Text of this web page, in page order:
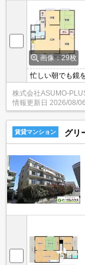
画像：29枚
忙しい朝でも鏡
備えております
も宅配ボックス
対応必要がなく
ロックキーなど
株式会社ASUMO-
情報更新日 2026/08/06
賃貸マンション グリ